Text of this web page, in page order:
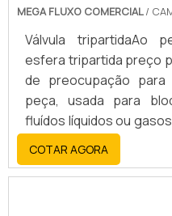
MEGA FLUXO COMERCIAL/
Válvula tripartidaAo
esfera tripartida preço
de preocupação
peça, usada para
fluídos líquidos ou
O nome tripartida
integram a válvula:
duas tampas.Quando
COTAR AGORA